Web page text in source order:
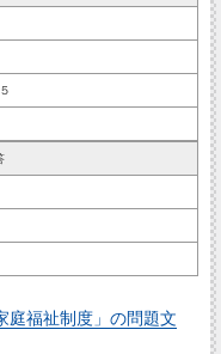
庭福祉制度」の問題文